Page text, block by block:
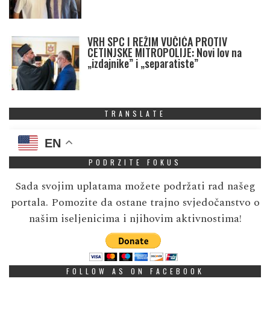
VRH SPC I REŽIM VUČIĆA PROTIV
CETINJSKE MITROPOLIJE: Novi lov na
„izdajnike” i „separatiste”
TRANSLATE
EN
PODRZITE FOKUS
Sada svojim uplatama možete podržati rad našeg
portala. Pomozite da ostane trajno svjedočanstvo o
našim iseljenicima i njihovim aktivnostima!
FOLLOW AS ON FACEBOOK